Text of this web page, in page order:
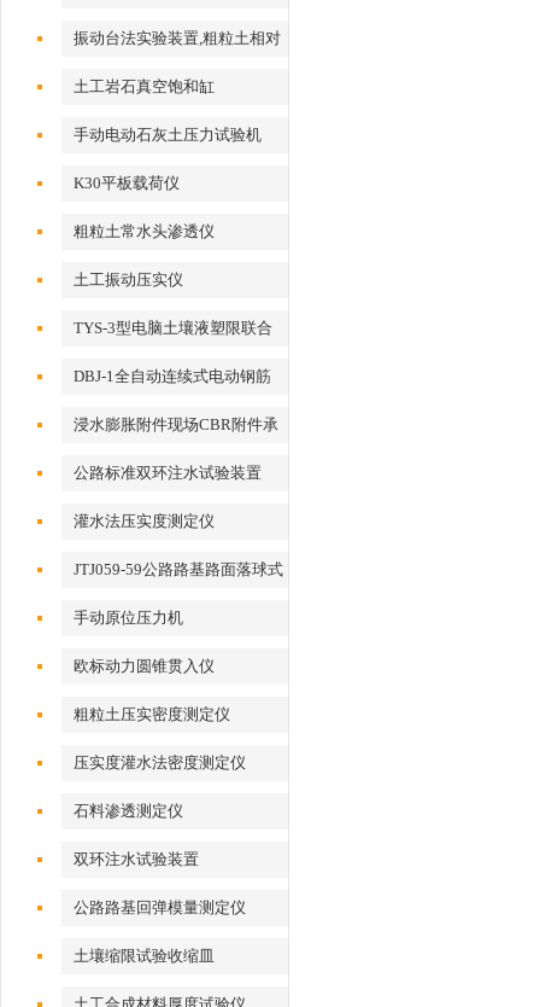
振动台法实验装置,粗粒土相对
密度试验仪
土工岩石真空饱和缸
手动电动石灰土压力试验机
K30平板载荷仪
粗粒土常水头渗透仪
土工振动压实仪
TYS-3型电脑土壤液塑限联合
DBJ-1全自动连续式电动钢筋
打点机
浸水膨胀附件现场CBR附件承
载比附件
公路标准双环注水试验装置
灌水法压实度测定仪
JTJ059-59公路路基路面落球式
回弹模量检测仪
手动原位压力机
欧标动力圆锥贯入仪
粗粒土压实密度测定仪
压实度灌水法密度测定仪
石料渗透测定仪
双环注水试验装置
公路路基回弹模量测定仪
土壤缩限试验收缩皿